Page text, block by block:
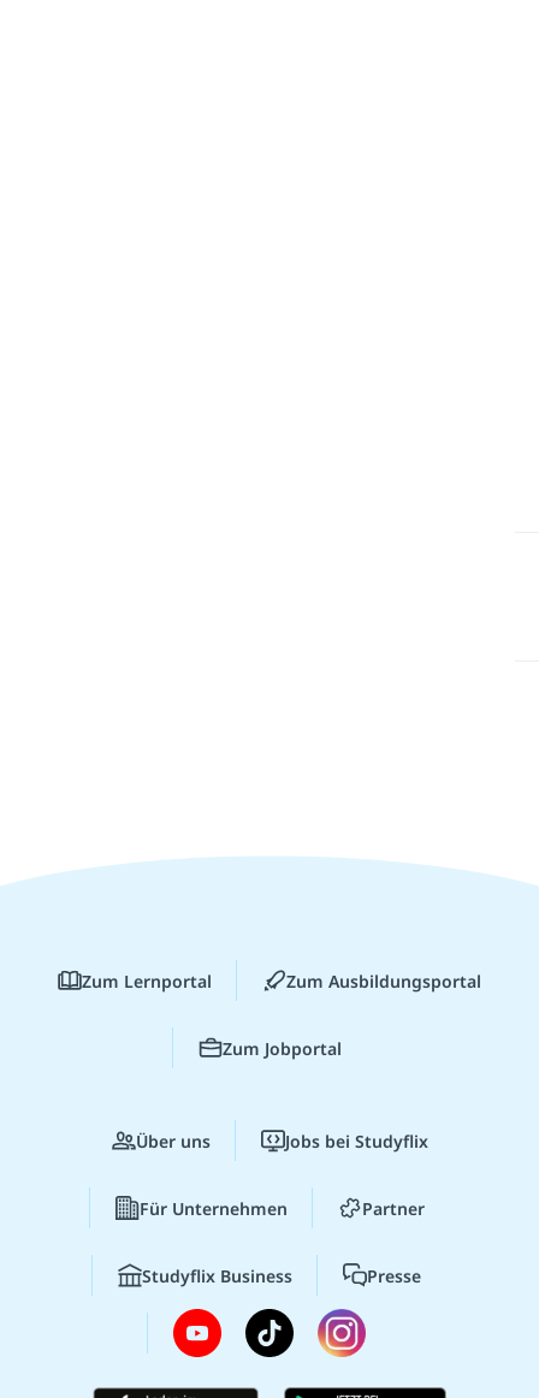
Zum Lernportal Zum Ausbildungsportal
Zum Jobportal
Über uns Jobs bei Studyflix
Für Unternehmen Partner
Studyflix Business Presse